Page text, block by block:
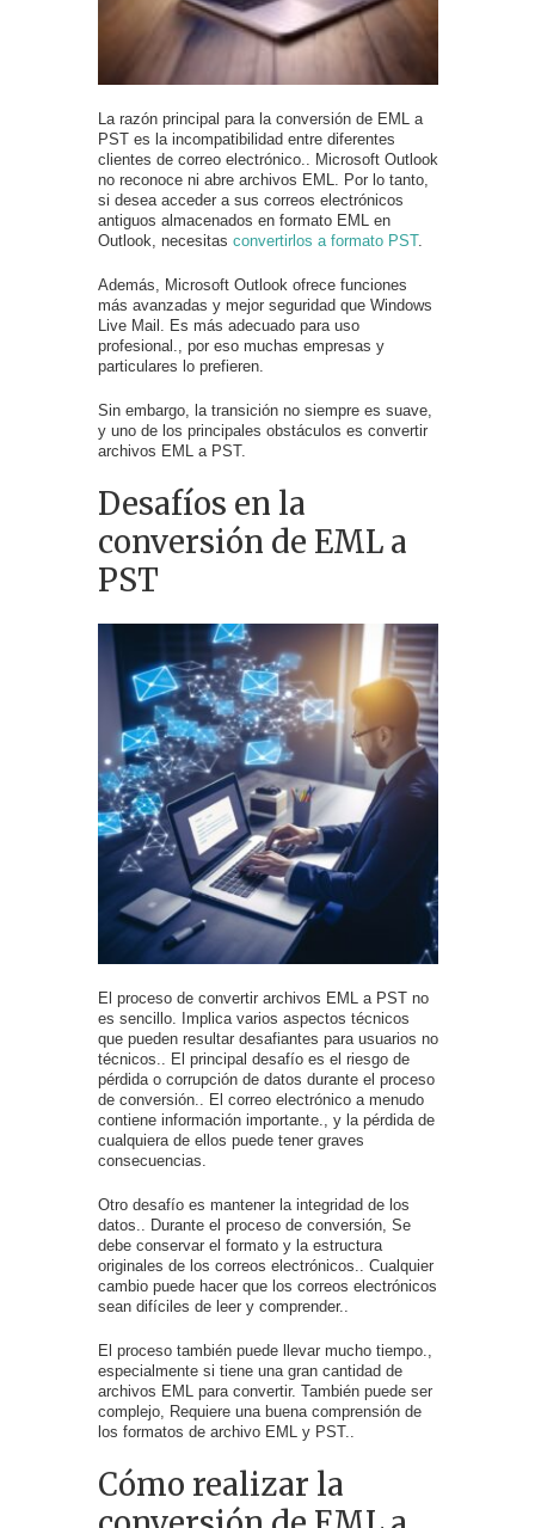
La razón principal para la conversión de EML a
PST es la incompatibilidad entre diferentes
clientes de correo electrónico.. Microsoft Outlook
no reconoce ni abre archivos EML. Por lo tanto,
si desea acceder a sus correos electrónicos
antiguos almacenados en formato EML en
Outlook, necesitas convertirlos a formato PST.
Además, Microsoft Outlook ofrece funciones
más avanzadas y mejor seguridad que Windows
Live Mail. Es más adecuado para uso
profesional., por eso muchas empresas y
particulares lo prefieren.
Sin embargo, la transición no siempre es suave,
y uno de los principales obstáculos es convertir
archivos EML a PST.
Desafíos en la
conversión de EML a
PST
El proceso de convertir archivos EML a PST no
es sencillo. Implica varios aspectos técnicos
que pueden resultar desafiantes para usuarios no
técnicos.. El principal desafío es el riesgo de
pérdida o corrupción de datos durante el proceso
de conversión.. El correo electrónico a menudo
contiene información importante., y la pérdida de
cualquiera de ellos puede tener graves
consecuencias.
Otro desafío es mantener la integridad de los
datos.. Durante el proceso de conversión, Se
debe conservar el formato y la estructura
originales de los correos electrónicos.. Cualquier
cambio puede hacer que los correos electrónicos
sean difíciles de leer y comprender..
El proceso también puede llevar mucho tiempo.,
especialmente si tiene una gran cantidad de
archivos EML para convertir. También puede ser
complejo, Requiere una buena comprensión de
los formatos de archivo EML y PST..
Cómo realizar la